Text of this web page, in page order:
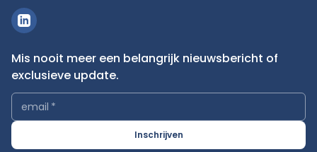
Mis nooit meer een belangrijk nieuwsbericht of
exclusieve update.
email *
Inschrijven